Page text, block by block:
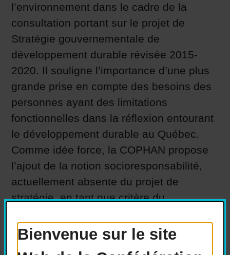
Bienvenue sur le site
l’environnement dans le cadre de la
consultation portant sur le projet de
Stratégie gouvernementale de
développement durable révisée 2015-
2020. Il souligne l’importance d’une plus
grande prise en compte des besoins des
personnes ayant des limitations
fonctionnelles dans la réflexion entourant
le développement durable au Québec.
Comme idée force, la COPHAN propose
l’ajout de la notion socioresponsabilité,
actuellement absente du projet de
stratégie, en tant que critère du
Versions téléchargeables :